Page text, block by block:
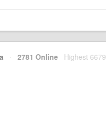
· 2781 Online Highest 6679